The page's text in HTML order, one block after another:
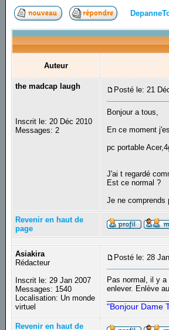
Auteur
the madcap laugh
Inscrit le: 20 Déc 2010
Messages: 2
Posté le: 21
Bonjour a tous,
En ce moment
pc portable
J'ai t regardé
Est ce normal ?
Je ne
Revenir en haut de
page
Asiakira
Rédacteur
Inscrit le: 29 Jan 2007
Messages: 1540
Localisation: Un monde
virtuel
Posté le: 28
Pas normal, il y
enlever. Enlève
"Bonjour Dame
Revenir en haut de